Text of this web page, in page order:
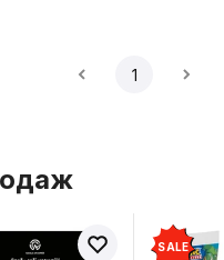
1
SALE